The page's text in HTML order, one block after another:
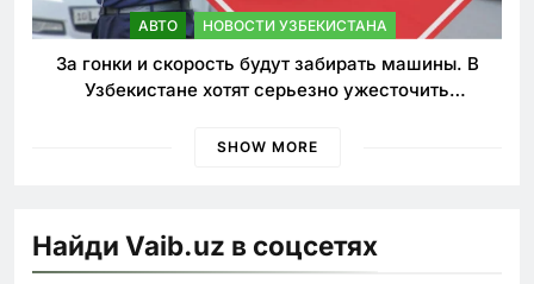
АВТО НОВОСТИ УЗБЕКИСТАНА
За гонки и скорость будут забирать машины. В
Узбекистане хотят серьезно ужесточить
SHOW MORE
Найди Vaib.uz в соцсетях